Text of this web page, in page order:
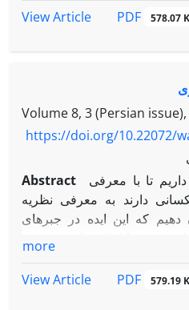
View Article
PDF 578.07 K
Volume 8, 3 (Persian issue),
https://doi.org/10.22072/
Abstract
تا با معرفی
دارند به معرفی نظریه
دهیم که این ایده در جبرهای
چه حد قابل استفاده و تعمیم
یکسانی برای این دست از
more
View Article
PDF 579.19 K